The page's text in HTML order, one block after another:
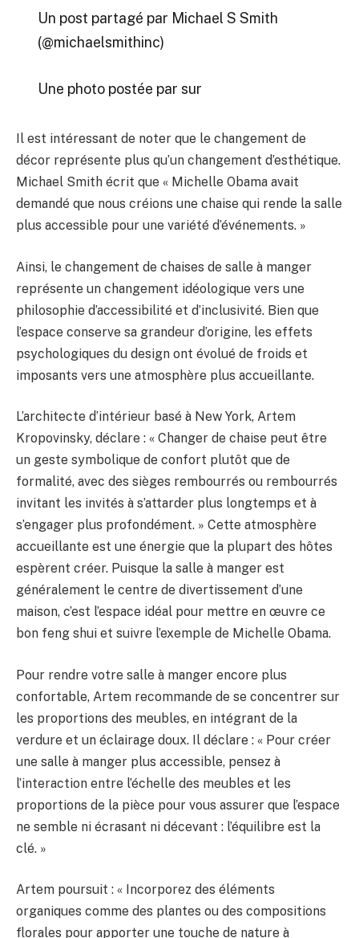
Un post partagé par Michael S Smith
(@michaelsmithinc)
Une photo postée par sur
Il est intéressant de noter que le changement de
décor représente plus qu’un changement d’esthétique.
Michael Smith écrit que « Michelle Obama avait
demandé que nous créions une chaise qui rende la salle
plus accessible pour une variété d’événements. »
Ainsi, le changement de chaises de salle à manger
représente un changement idéologique vers une
philosophie d’accessibilité et d’inclusivité. Bien que
l’espace conserve sa grandeur d’origine, les effets
psychologiques du design ont évolué de froids et
imposants vers une atmosphère plus accueillante.
L’architecte d’intérieur basé à New York, Artem
Kropovinsky, déclare : « Changer de chaise peut être
un geste symbolique de confort plutôt que de
formalité, avec des sièges rembourrés ou rembourrés
invitant les invités à s’attarder plus longtemps et à
s’engager plus profondément. » Cette atmosphère
accueillante est une énergie que la plupart des hôtes
espèrent créer. Puisque la salle à manger est
généralement le centre de divertissement d’une
maison, c’est l’espace idéal pour mettre en œuvre ce
bon feng shui et suivre l’exemple de Michelle Obama.
Pour rendre votre salle à manger encore plus
confortable, Artem recommande de se concentrer sur
les proportions des meubles, en intégrant de la
verdure et un éclairage doux. Il déclare : « Pour créer
une salle à manger plus accessible, pensez à
l’interaction entre l’échelle des meubles et les
proportions de la pièce pour vous assurer que l’espace
ne semble ni écrasant ni décevant : l’équilibre est la
clé. »
Artem poursuit : « Incorporez des éléments
organiques comme des plantes ou des compositions
florales pour apporter une touche de nature à